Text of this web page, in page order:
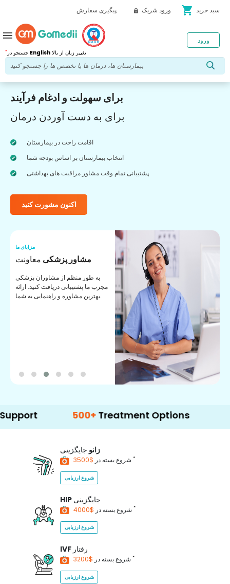
پیگیری سفارش ورود شریک shopping_cart سبد خرید
* English تغییر زبان از بالا
ورود menu
برای سهولت و ادغام فرآیند
برای به دست آوردن درمان
اقامت راحت در بیمارستان
انتخاب بیمارستان بر اساس بودجه شما
پشتیبانی تمام وقت مشاور مراقبت های بهداشتی
اکنون مشورت کنید
مزایای ما
مشاور پزشکی معاونت
به طور منظم از مشاوران پزشکی
مجرب ما پشتیبانی دریافت کنید. ارائه
بهترین مشاوره و راهنمایی به شما.
500+ Treatment Options
زانو جایگزینی
شروع بسته در *
شروع ارزیابی
HIP جایگزینی
شروع بسته در *
شروع ارزیابی
IVF رفتار
شروع بسته در *
شروع ارزیابی